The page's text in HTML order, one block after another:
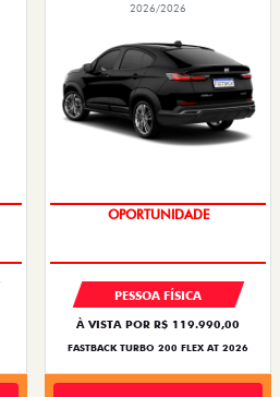
2026/2026
OPORTUNIDADE
PESSOA FÍSICA
À VISTA POR R$ 119.990,00
FASTBACK TURBO 200 FLEX AT 2026